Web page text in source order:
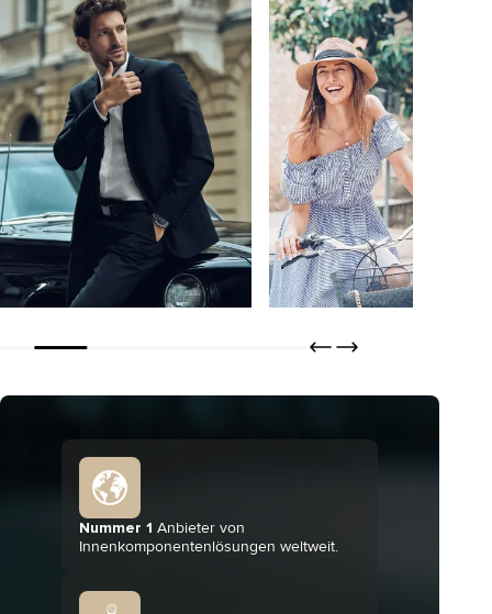
Nummer 1 Anbieter von
Innenkomponentenlösungen weltweit.